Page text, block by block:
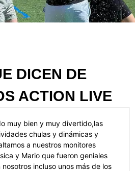
DICEN DE
ACTION LIVE
muy bien y muy divertido,las
chulas y dinámicas y
a nuestros monitores
y Mario que fueron geniales
nosotros incluso unos más de los